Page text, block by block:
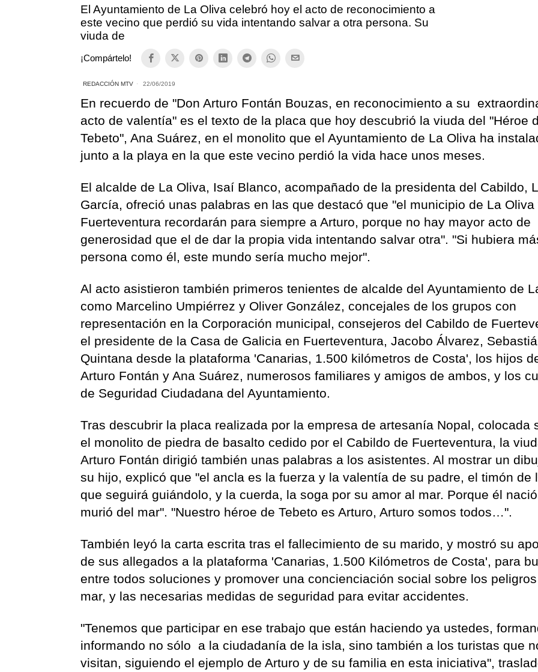
El Ayuntamiento de La Oliva celebró hoy el acto de reconocimiento a
este vecino que perdió su vida intentando salvar a otra persona. Su
viuda de
¡Compártelo!
REDACCIÓN MTV 22/06/2019
En recuerdo de "Don Arturo Fontán Bouzas, en reconocimiento a su
acto de valentía" es el texto de la placa que hoy descubrió la viuda del "Héroe
Tebeto", Ana Suárez, en el monolito que el Ayuntamiento de La Oliva ha
junto a la playa en la que este vecino perdió la vida hace unos meses.
El alcalde de La Oliva, Isaí Blanco, acompañado de la presidenta del Cabildo,
García, ofreció unas palabras en las que destacó que "el municipio de La Oliva
Fuerteventura recordarán para siempre a Arturo, porque no hay mayor acto de
generosidad que el de dar la propia vida intentando salvar otra". "Si hubiera
persona como él, este mundo sería mucho mejor".
Al acto asistieron también primeros tenientes de alcalde del Ayuntamiento de
como Marcelino Umpiérrez y Oliver González, concejales de los grupos con
representación en la Corporación municipal, consejeros del Cabildo de
el presidente de la Casa de Galicia en Fuerteventura, Jacobo Álvarez,
Quintana desde la plataforma 'Canarias, 1.500 kilómetros de Costa', los hijos
Arturo Fontán y Ana Suárez, numerosos familiares y amigos de ambos, y los
de Seguridad Ciudadana del Ayuntamiento.
Tras descubrir la placa realizada por la empresa de artesanía Nopal, colocada
el monolito de piedra de basalto cedido por el Cabildo de Fuerteventura, la
Arturo Fontán dirigió también unas palabras a los asistentes. Al mostrar un
su hijo, explicó que "el ancla es la fuerza y la valentía de su padre, el timón de
que seguirá guiándolo, y la cuerda, la soga por su amor al mar. Porque él
murió del mar". "Nuestro héroe de Tebeto es Arturo, Arturo somos todos…".
También leyó la carta escrita tras el fallecimiento de su marido, y mostró su
de sus allegados a la plataforma 'Canarias, 1.500 Kilómetros de Costa', para
entre todos soluciones y promover una concienciación social sobre los
mar, y las necesarias medidas de seguridad para evitar accidentes.
"Tenemos que participar en ese trabajo que están haciendo ya ustedes,
informando no sólo a la ciudadanía de la isla, sino también a los turistas que
visitan, siguiendo el ejemplo de Arturo y de su familia en esta iniciativa",